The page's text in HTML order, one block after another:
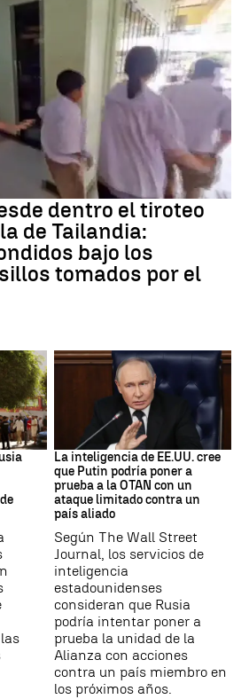
dentro el tiroteo
de Tailandia:
bajo los
tomados por el
OTAN
La inteligencia de EE.UU. cree
que Putin podría poner a
prueba a la OTAN con un
ataque limitado contra un
país aliado
Según The Wall Street
Journal, los servicios de
inteligencia
estadounidenses
consideran que Rusia
podría intentar poner a
prueba la unidad de la
Alianza con acciones
contra un país miembro en
los próximos años.